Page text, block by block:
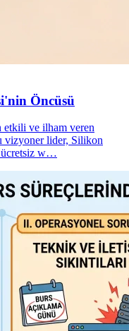
Öncüsü
etkili ve ilham veren
vizyoner lider, Silikon
ücretsiz w…